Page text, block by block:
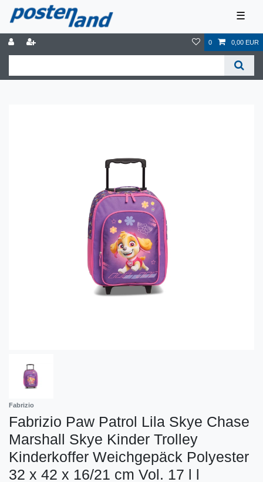
☰
0 0,00 EUR
Fabrizio
Fabrizio Paw Patrol Lila Skye Chase
Marshall Skye Kinder Trolley
Kinderkoffer Weichgepäck Polyester
32 x 42 x 16/21 cm Vol. 17 l l